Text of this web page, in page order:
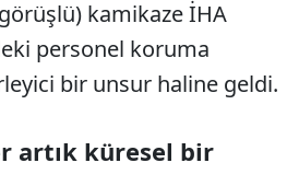
kamikaze İHA
personel koruma
bir unsur haline geldi.
artık küresel bir